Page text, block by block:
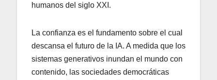
humanos del siglo XXI.
La confianza es el fundamento sobre el cual
descansa el futuro de la IA. A medida que los
sistemas generativos inundan el mundo con
contenido, las sociedades democráticas